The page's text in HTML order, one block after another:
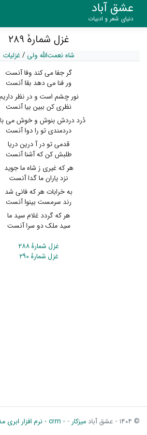
عشق آباد
دنیای شعر و ادبیات
غزل شمارهٔ ۲۸۹
شاه نعمت‌الله ولی/ غزلیات
گر جفا می کند وفا آنست
ور فنا می دهد بقا آنست
نور چشم است و در نظر
نظری کن ببین بیا آنست
دُرد دردش بنوش و خوش می
دردمندی تو را دوا آنست
قدمی تو در آ درین دریا
طلبش کن که آشنا آنست
هر که غیری ز شاه ما جوید
نزد یاران ما گدا آنست
به خرابات هر که فانی شد
رند سرمست بینوا آنست
هر که گردد غلام سید ما
سید ملک دو سرا آنست
غزل شمارهٔ ۲۸۸
غزل شمارهٔ ۲۹۰
© ۱۴۰۴ - عشق آباد میزکار - - crm - نرم افزار ابری مدیریت کسب و کار